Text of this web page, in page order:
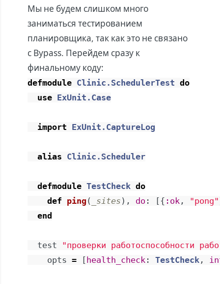
Мы не будем слишком много
заниматься тестированием
планировщика, так как это не связано
с Bypass. Перейдем сразу к
финальному коду:
defmodule Clinic.SchedulerTest do
use ExUnit.Case
import ExUnit.CaptureLog
alias Clinic.Scheduler
defmodule TestCheck do
def ping( _sites ) , do : [{ :ok , "pong"
end
test
"проверки работоспособности
opts = [ health_check : TestCheck ,